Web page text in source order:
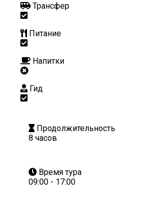
Трансфер
Питание
Напитки
Гид
Продолжительность
8 часов
Время тура
09:00 - 17:00